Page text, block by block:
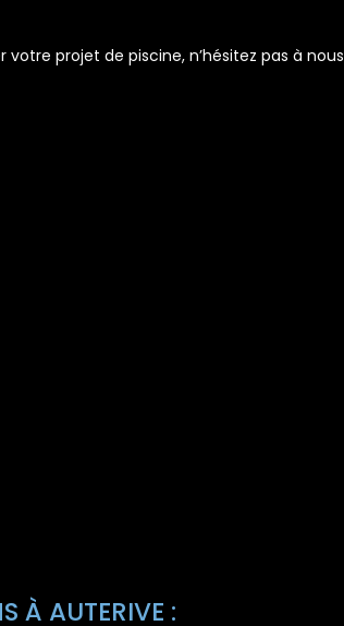
projet de piscine, n’hésitez pas à nous
À AUTERIVE :